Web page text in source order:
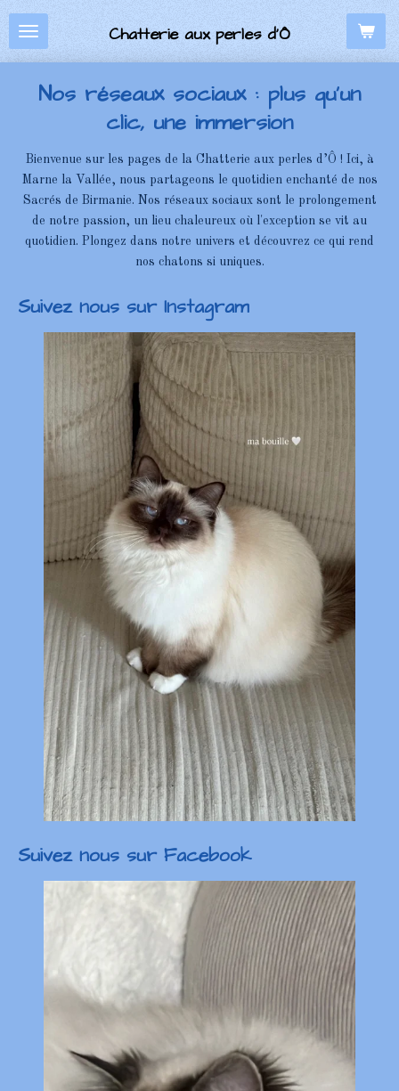
Passer
au
contenu
Chatterie aux perles d’Ô
Nos réseaux sociaux : plus qu'un
clic, une immersion
Bienvenue sur les pages de la Chatterie aux perles d’Ô ! Ici, à
Marne la Vallée, nous partageons le quotidien enchanté de nos
Sacrés de Birmanie. Nos réseaux sociaux sont le prolongement
de notre passion, un lieu chaleureux où l'exception se vit au
quotidien. Plongez dans notre univers et découvrez ce qui rend
nos chatons si uniques.
Suivez nous sur Instagram
Suivez nous sur Facebook